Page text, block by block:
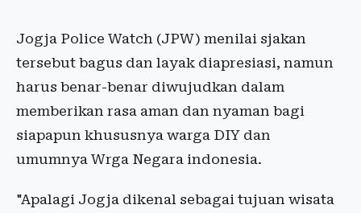
Jogja Police Watch (JPW) menilai sjakan
tersebut bagus dan layak diapresiasi, namun
harus benar-benar diwujudkan dalam
memberikan rasa aman dan nyaman bagi
siapapun khususnya warga DIY dan
umumnya Wrga Negara indonesia.
"Apalagi Jogja dikenal sebagai tujuan wisata